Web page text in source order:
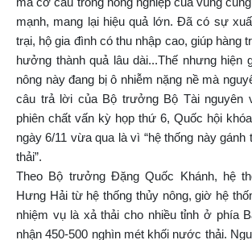
mạnh, mang lại hiệu quả lớn. Đã có sự
trại, hộ gia đình có thu nhập cao, giúp hàng
hưởng thành quả lâu dài...Thế nhưng hiện
nông này đang bị ô nhiễm nặng nề mà
câu trả lời của Bộ trưởng Bộ Tài nguyên
phiên chất vấn kỳ họp thứ 6, Quốc hội
ngày 6/11 vừa qua là vì “hệ thống này gánh
thải”.
Theo Bộ trưởng Đặng Quốc Khánh, hệ
Hưng Hải từ hệ thống thủy nông, giờ hệ
nhiệm vụ là xả thải cho nhiều tỉnh ở phía
nhận 450-500 nghìn mét khối nước thải.